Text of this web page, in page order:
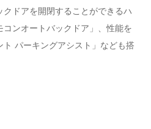
ドアを開閉することができるハ
ンオートバックドア」、性能を
パーキングアシスト」なども搭